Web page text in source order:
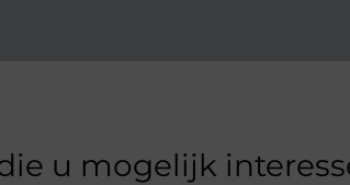
u mogelijk